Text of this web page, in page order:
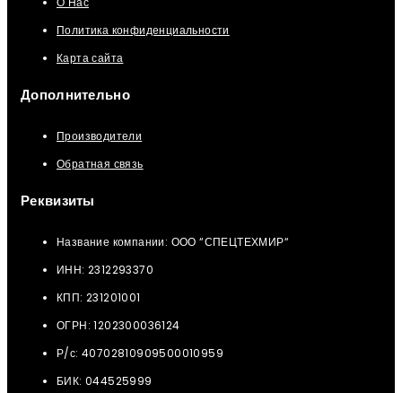
Политика конфиденциальности
Карта сайта
Дополнительно
Производители
Обратная связь
Реквизиты
Название компании: ООО “СПЕЦТЕХМИР“
ИНН: 2312293370
КПП: 231201001
ОГРН: 1202300036124
Р/с: 40702810909500010959
БИК: 044525999